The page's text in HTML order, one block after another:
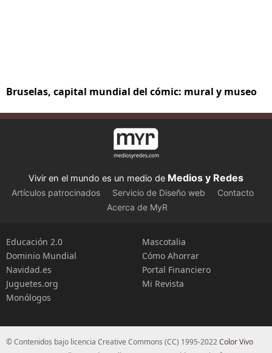
Bruselas, capital mundial del cómic: mural y museo
Vivir en el mundo es un medio de Medios y Redes
Artículos patrocinados Servicio de Diseño web
Contacto
Acerca de MyR
Educación 2.0
Dominio Mundial
Navidad.es
Juguetes.org
Monólogos
Mascotalia
Cómo Ahorrar
Portal Financiero
Mi Revista
© Contenidos bajo licencia Creative Commons (CC) 1995-2022Color Vivo